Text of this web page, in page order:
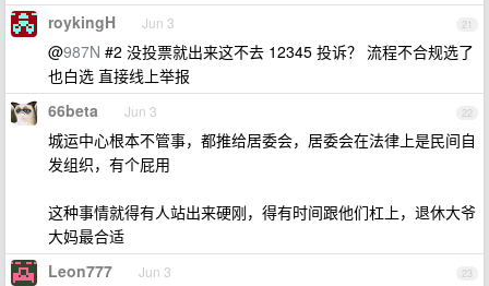
21
roykingH Jun 3
@987N #2 没投票就出来这不去 12345 投诉？ 流程不合规选了
也白选 直接线上举报
22
66beta Jun 3
城运中心根本不管事，都推给居委会，居委会在法律上是民间自
发组织，有个屁用
这种事情就得有人站出来硬刚，得有时间跟他们杠上，退休大爷
大妈最合适
23
Leon777 Jun 3